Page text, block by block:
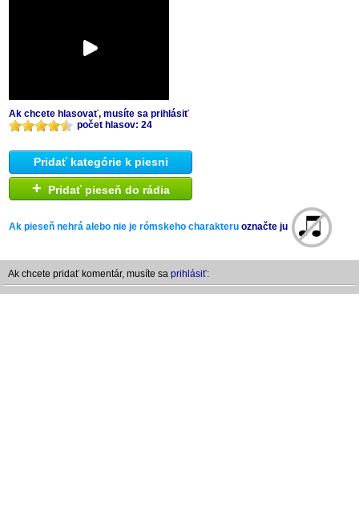
Ak chcete hlasovať, musíte sa prihlásiť
počet hlasov: 24
Pridať kategórie k piesni
+ Pridať pieseň do rádia
Ak pieseň nehrá alebo nie je rómskeho charakteru označte ju
Ak chcete pridať komentár, musíte sa prihlásiť: